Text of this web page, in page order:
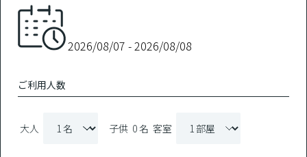
ご利用人数
大人 子供 0 名 客室